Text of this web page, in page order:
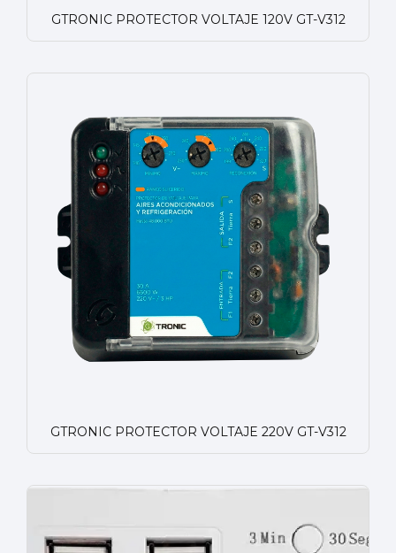
GTRONIC PROTECTOR VOLTAJE 120V GT-V312
GTRONIC PROTECTOR VOLTAJE 220V GT-V312